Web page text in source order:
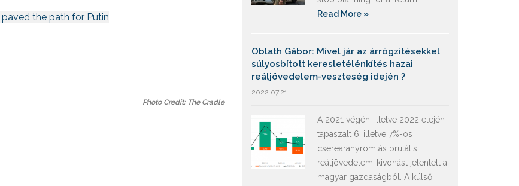
paved the path for Putin
Photo Credit: The Cradle
Read More »
Oblath Gábor: Mivel jár az árrögzítésekkel
súlyosbított keresletélénkítés hazai
reáljövedelem-veszteség idején ?
2022.07.21.
A 2021 végén, illetve 2022 elején
tapaszalt 6, illetve 7%-os
cserearányromlás brutális
reáljövedelem-kivonást jelentett a
magyar gazdaságból. A külső